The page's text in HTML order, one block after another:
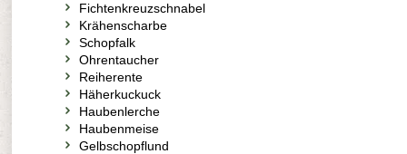
Fichtenkreuzschnabel
Krähenscharbe
Schopfalk
Ohrentaucher
Reiherente
Häherkuckuck
Haubenlerche
Haubenmeise
Gelbschopflund